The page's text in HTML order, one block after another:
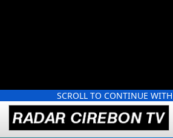
SCROLL TO CONTINUE